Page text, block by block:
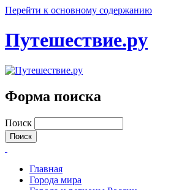
Перейти к основному содержанию
Путешествие.ру
Форма поиска
Поиск
Главная
Города мира